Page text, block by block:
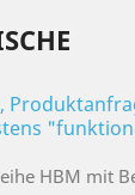
HBM mit